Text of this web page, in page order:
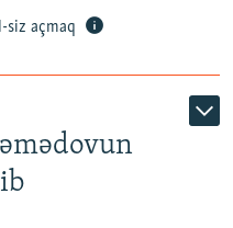
siz açmaq